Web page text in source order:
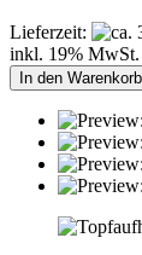
Lieferzeit:
inkl. 19% MwSt.
In den Warenkorb